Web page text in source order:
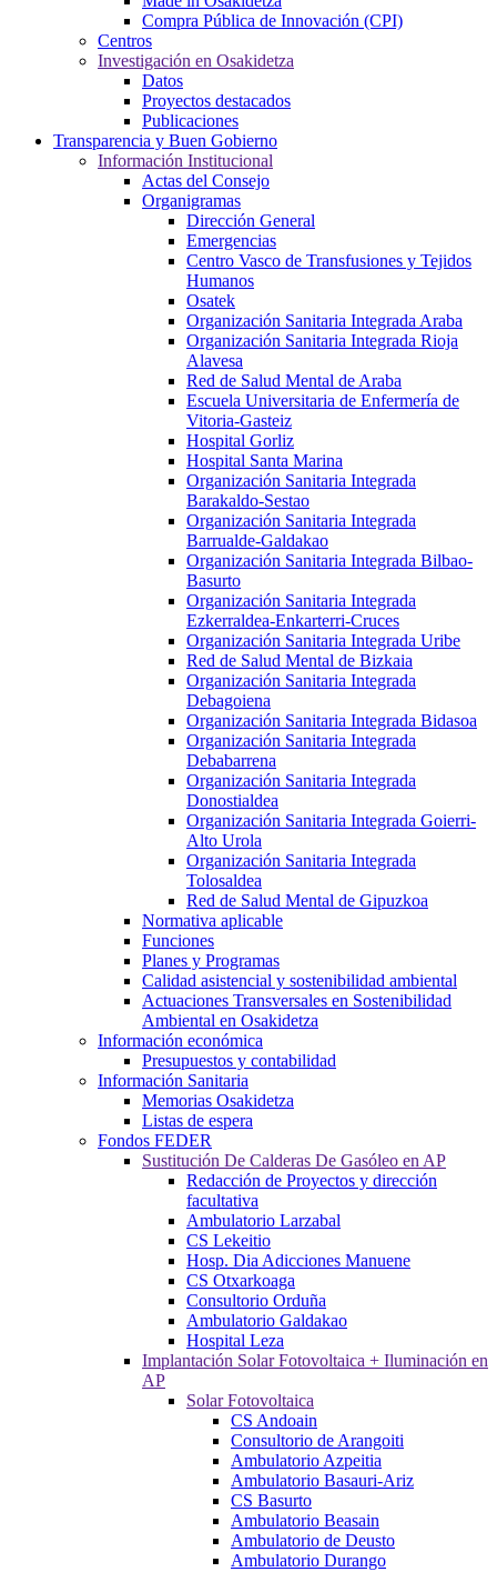
Compra Pública de Innovación (CPI)
Centros
Investigación en Osakidetza
Datos
Proyectos destacados
Publicaciones
Transparencia y Buen Gobierno
Información Institucional
Actas del Consejo
Organigramas
Dirección General
Emergencias
Centro Vasco de Transfusiones y Tejidos
Humanos
Osatek
Organización Sanitaria Integrada Araba
Organización Sanitaria Integrada Rioja
Alavesa
Red de Salud Mental de Araba
Escuela Universitaria de Enfermería de
Vitoria-Gasteiz
Hospital Gorliz
Hospital Santa Marina
Organización Sanitaria Integrada
Barakaldo-Sestao
Organización Sanitaria Integrada
Barrualde-Galdakao
Organización Sanitaria Integrada Bilbao-
Basurto
Organización Sanitaria Integrada
Ezkerraldea-Enkarterri-Cruces
Organización Sanitaria Integrada Uribe
Red de Salud Mental de Bizkaia
Organización Sanitaria Integrada
Debagoiena
Organización Sanitaria Integrada Bidasoa
Organización Sanitaria Integrada
Debabarrena
Organización Sanitaria Integrada
Donostialdea
Organización Sanitaria Integrada Goierri-
Alto Urola
Organización Sanitaria Integrada
Tolosaldea
Red de Salud Mental de Gipuzkoa
Normativa aplicable
Funciones
Planes y Programas
Calidad asistencial y sostenibilidad ambiental
Actuaciones Transversales en Sostenibilidad
Ambiental en Osakidetza
Información económica
Presupuestos y contabilidad
Información Sanitaria
Memorias Osakidetza
Listas de espera
Fondos FEDER
Sustitución De Calderas De Gasóleo en AP
Redacción de Proyectos y dirección
facultativa
Ambulatorio Larzabal
CS Lekeitio
Hosp. Dia Adicciones Manuene
CS Otxarkoaga
Consultorio Orduña
Ambulatorio Galdakao
Hospital Leza
Implantación Solar Fotovoltaica + Iluminación en
AP
Solar Fotovoltaica
CS Andoain
Consultorio de Arangoiti
Ambulatorio Azpeitia
Ambulatorio Basauri-Ariz
CS Basurto
Ambulatorio Beasain
Ambulatorio de Deusto
Ambulatorio Durango